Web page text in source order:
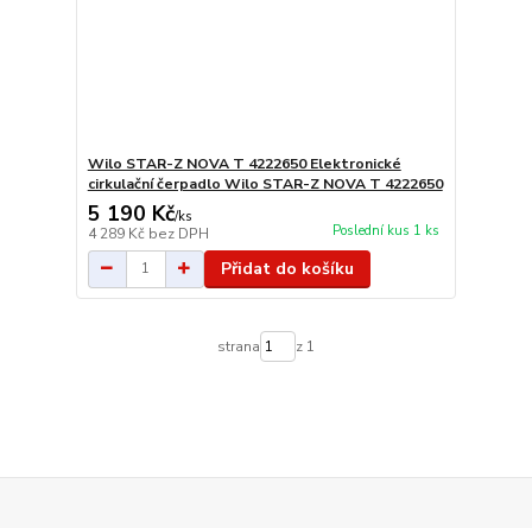
Wilo STAR-Z NOVA T 4222650 Elektronické
cirkulační čerpadlo Wilo STAR-Z NOVA T 4222650
5 190 Kč/ks
4 289 Kč bez DPH Poslední kus 1 ks
Přidat do košíku
strana z 1